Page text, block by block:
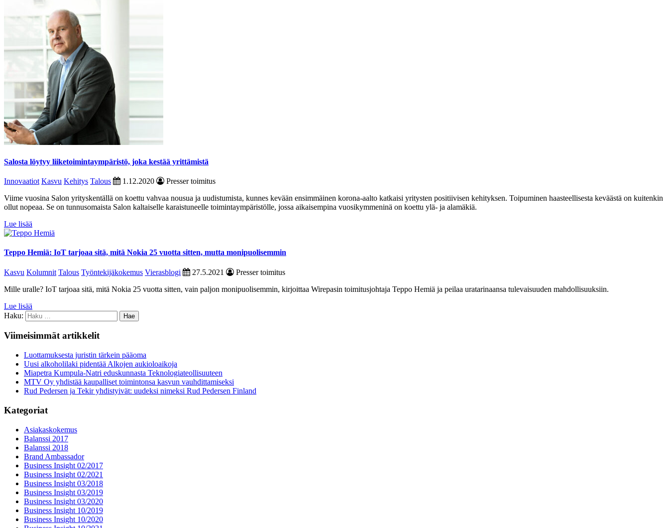
Salosta löytyy liiketoimintaympäristö, joka kestää yrittämistä
Innovaatiot Kasvu Kehitys Talous 1.12.2020
Presser toimitus
Viime vuosina Salon yrityskentällä on koettu vahvaa nousua ja uudistumista, kunnes kevään ensimmäinen korona-aalto katkaisi yritysten positiivisen kehityksen. Toipuminen haasteellisesta keväästä on kuitenkin
ollut nopeaa. Se on tunnusomaista Salon kaltaiselle karaistuneelle toimintaympäristölle, jossa aikaisempina vuosikymmeninä on koettu ylä- ja alamäkiä.
Lue lisää
Teppo Hemiä: IoT tarjoaa sitä, mitä Nokia 25 vuotta sitten, mutta monipuolisemmin
Kasvu Kolumnit Talous Työntekijäkokemus Vierasblogi 27.5.2021
Presser toimitus
Mille uralle? IoT tarjoaa sitä, mitä Nokia 25 vuotta sitten, vain paljon monipuolisemmin, kirjoittaa Wirepasin toimitusjohtaja Teppo Hemiä ja peilaa uratarinaansa tulevaisuuden mahdollisuuksiin.
Lue lisää
Haku:
Viimeisimmät artikkelit
Luottamuksesta juristin tärkein pääoma
Uusi alkoholilaki pidentää Alkojen aukioloaikoja
Miapetra Kumpula-Natri eduskunnasta Teknologiateollisuuteen
MTV Oy yhdistää kaupalliset toimintonsa kasvun vauhdittamiseksi
Rud Pedersen ja Tekir yhdistyivät: uudeksi nimeksi Rud Pedersen Finland
Kategoriat
Asiakaskokemus
Balanssi 2017
Balanssi 2018
Brand Ambassador
Business Insight 02/2017
Business Insight 02/2021
Business Insight 03/2018
Business Insight 03/2019
Business Insight 03/2020
Business Insight 10/2019
Business Insight 10/2020